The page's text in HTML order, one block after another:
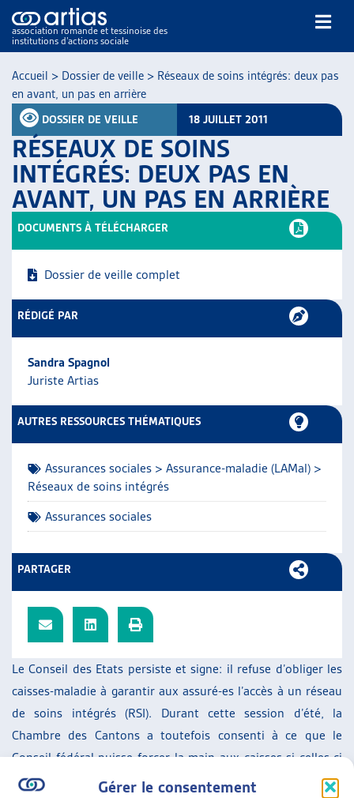
Gérer le consentement
association romande et tessinoise des
institutions d’actions sociale
NOS PUBLICATIONS
ARTICLES
RESSOURCES
THÉMATIQUES
GUIDE SOCIAL ROMAND
ARTIAS
L’ASSOCIATION
PROJETS ET ACTIVITÉS
JOURNÉES D’AUTOMNE
Accueil > Dossier de veille > Réseaux de soins intégrés: deux pas
en avant, un pas en arrière
DOSSIER DE VEILLE 18 JUILLET 2011
RÉSEAUX DE SOINS
INTÉGRÉS: DEUX PAS EN
AVANT, UN PAS EN ARRIÈRE
Le Conseil des Etats persiste et signe: il refuse d’obliger les
caisses-maladie à garantir aux assuré-es l’accès à un réseau
de soins intégrés (RSI). Durant cette session d’été, la
Chambre des Cantons a toutefois consenti à ce que le
Conseil fédéral puisse forcer la main aux caisses si celles-ci
n’étoffent pas l’offre d’une manière satisfaisante dans un
DOCUMENTS À TÉLÉCHARGER
Dossier de veille complet
RÉDIGÉ PAR
Sandra Spagnol
Juriste Artias
AUTRES RESSOURCES THÉMATIQUES
Assurances sociales > Assurance-maladie (LAMal) >
Réseaux de soins intégrés
Assurances sociales
PARTAGER